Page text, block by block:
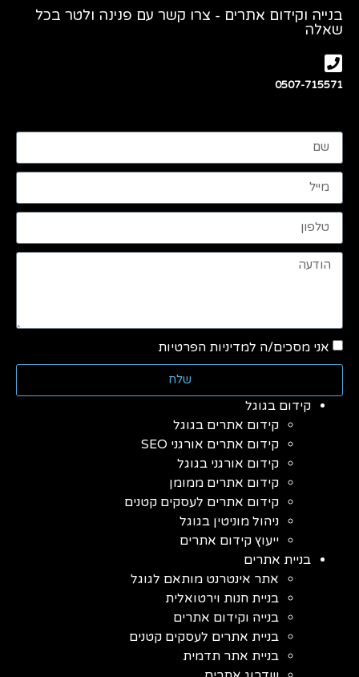
בנייה וקידום אתרים - צרו קשר עם פנינה ולטר בכל
שאלה
0507-715571
אני מסכים/ה למדיניות הפרטיות
שלח
קידום בגוגל
קידום אתרים בגוגל
קידום אתרים אורגני SEO
קידום אורגני בגוגל
קידום אתרים ממומן
קידום אתרים לעסקים קטנים
ניהול מוניטין בגוגל
ייעוץ קידום אתרים
בניית אתרים
אתר אינטרנט מותאם לגוגל
בניית חנות וירטואלית
בנייה וקידום אתרים
בניית אתרים לעסקים קטנים
בניית אתר תדמית